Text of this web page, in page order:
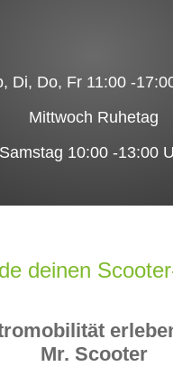
Di, Do, Fr 11:00 -
Mittwoch Ruhetag
Samstag 10:00 -13:00
deinen
Mr. Scooter